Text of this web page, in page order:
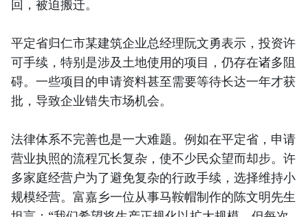
回，被迫搬迁。
平定省归仁市某建筑企业总经理阮文勇表示，投资许
可手续，特别是涉及土地使用的项目，仍存在诸多阻
碍。一些项目的申请资料甚至需要等待长达一年才获
批，导致企业错失市场机会。
法律体系不完善也是一大难题。例如在平定省，申请
营业执照的流程冗长复杂，使不少民众望而却步。许
多家庭经营户为了避免复杂的行政手续，选择维持小
规模经营。富嘉乡一位从事马鞍帽制作的陈文明先生